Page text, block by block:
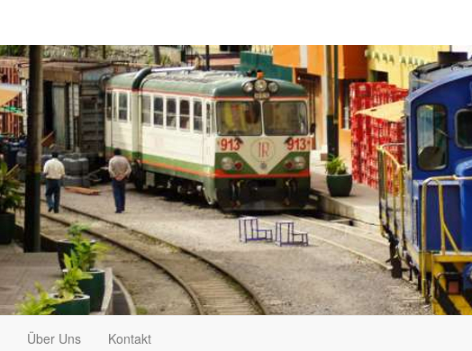
Über Uns Kontakt